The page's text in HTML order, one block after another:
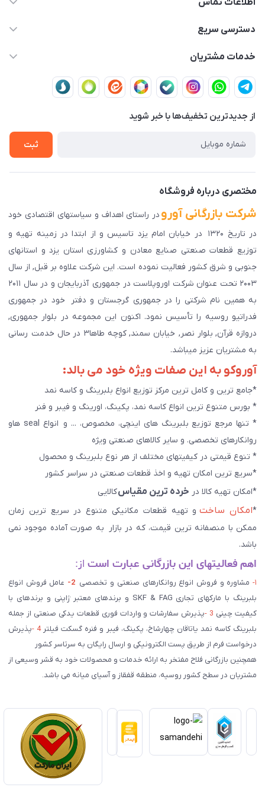
03591001161
دسترسی سریع
حساب کاربری
لیست محصولات
درباره ما
خدمات مشتریان
قوانین و مقررات
حریم خصوصی
راهنمای ثبت سفارش
سوالات متداول
از جدید‌ترین تخفیف‌ها با‌ خبر شوید
ثبت
مختصری درباره فروشگاه
شرکت بازرگانی آورو در راستای اهداف و سیاستهای اقتصادی خود
در تاریخ ۱۳۲۰ در خیابان امام یزد تاسیس و از ابتدا در زمینه تهیه و
توزیع قطعات صنعتی صنایع معادن و کشاورزی استان یزد و استانهای
جنوبی و شرق کشور فعالیت نموده است. این شرکت علاوه بر قبل, از سال
۲۰۰۳ تحت عنوان شرکت اوروپلاست در جمهوری آذربایجان و در سال ۲۰۱۱
به همین نام شرکتی را در جمهوری گرجستان و دفتر خود در جمهوری
فدراتیو روسیه را تأسیس نمود. اکنون این مجموعه در بلوار جمهوری,
دروازه قرآن, بلوار نصر, خیابان سمند, کوچه طاها۳ در حال خدمت رسانی
به مشتریان عزیز میباشد.
آوروکو به این صفات ویژه خود می بالد:
*جامع ترین و کامل ترین مرکز توزیع انواع بلبرینگ و کاسه نمد
* بورس متنوع ترین انواع کاسه نمد، پکینگ، اورینگ و فیبر و فنر
* تنها مرجع توزیع بلبرینگ های اینچی، مخصوص، ... و انواع seal هاو
روانکارهای تخصصی. و سایر کالاهای صنعتی ويژه
* تنوع قیمتی در کیفیتهای مختلف از هر نوع بلبرینگ و محصول
*سریع ترین امکان تهیه و اخذ قطعات صنعتی در سراسر کشور
*امکان تهیه کالا در خرده ترین مقیاسکالایی
*امکان ساختو تهیه قطعات مکانیکی متنوع در سریع ترین زمان
ممکن با منصفانه ترین قیمت، که در بازار به صورت آماده موجود نمی
باشد.
اهم فعالیتهای این بازرگانی عبارت است از:
۱- مشاوره و فروش انواع روانکارهای صنعتی و تخصصی 2-
عامل فروش انواع
بلبرینگ با مارکهای تجاری SKF & FAG و برندهای معتبر ژاپنی و برندهای با
کیفیت چینی 3 - پذیرش سفارشات و واردات فوری قطعات یدکی صنعتی از جمله
بلبرینگ کاسه نمد یاتاقان چهارشاخ، پکینگ، فیبر و فنره گسکت فیلتر4 - پذیرش
درخواست فرم از طریق پست الکترونیکی و ارسال رایگان به سرتاسر کشور
همچنین بازرگانی فلاح مفتخر به ارائه خدمات و محصولات خود به قشر وسیعی از
مشتریان در سطح کشور روسیه، منطقه قفقاز و آسیای میانه می باشد.